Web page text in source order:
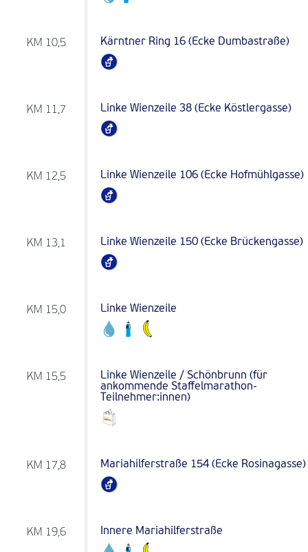
KM 10,5 Kärntner Ring 16 (Ecke Dumbastraße)
KM 11,7 Linke Wienzeile 38 (Ecke Köstlergasse)
KM 12,5 Linke Wienzeile 106 (Ecke Hofmühlgasse)
KM 13,1 Linke Wienzeile 150 (Ecke Brückengasse)
KM 15,0 Linke Wienzeile
KM 15,5
Linke Wienzeile / Schönbrunn (für
ankommende Staffelmarathon-
Teilnehmer:innen)
KM 17,8 Mariahilferstraße 154 (Ecke Rosinagasse)
KM 19,6 Innere Mariahilferstraße